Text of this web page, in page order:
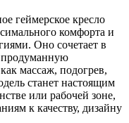
геймерское кресло
комфорта и
Оно сочетает в
продуманную
массаж, подогрев,
станет настоящим
или рабочей зоне,
к качеству, дизайну